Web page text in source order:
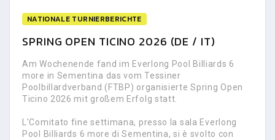
NATIONALE TURNIERBERICHTE
SPRING OPEN TICINO 2026 (DE / IT)
Am Wochenende fand im Everlong Pool Billiards 6
more in Sementina das vom Tessiner
Poolbillardverband (FTBP) organisierte Spring Open
Ticino 2026 mit großem Erfolg statt.
L'Comitato fine settimana, presso la sala Everlong
Pool Billiards 6 more di Sementina, si è svolto con